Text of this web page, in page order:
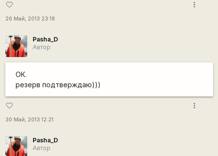
favorite_border
26 Май, 2013 23:18
more_vert
Pasha_D
Автор
ОК.
резерв подтверждаю)))
favorite_border
30 Май, 2013 12:21
more_vert
Pasha_D
Автор